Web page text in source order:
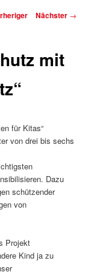
Nächster →
mit
für Kitas“
von drei bis sechs
Dazu
schützender
von
Projekt
Kind ja zu